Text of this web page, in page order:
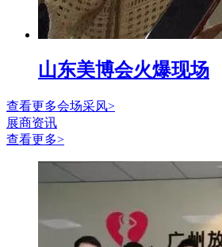
山东美博会火爆现场
查看更多会场采风>
展商资讯
查看更多>